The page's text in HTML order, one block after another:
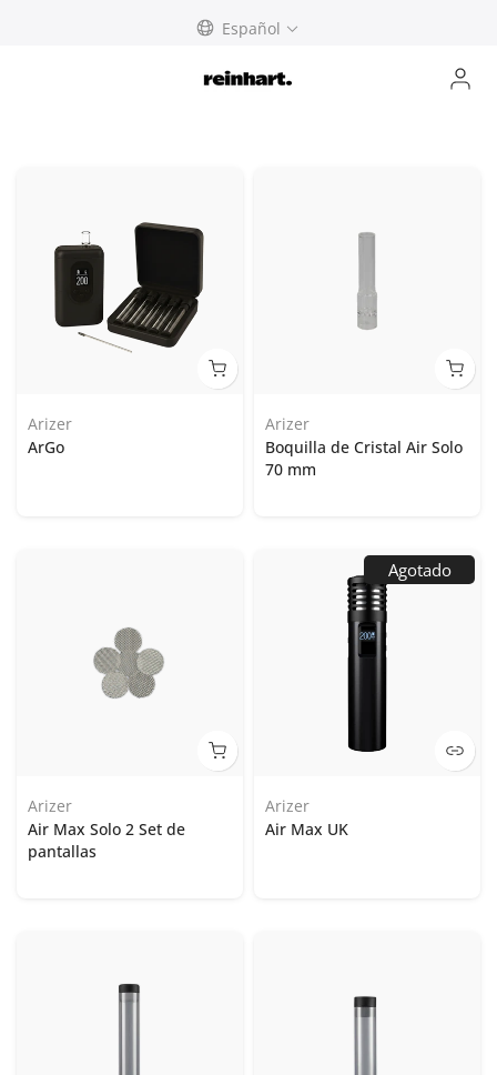
Español
Arizer
ArGo
Arizer
Boquilla de Cristal Air Solo
70 mm
Arizer
Air Max Solo 2 Set de
pantallas
Agotado
Arizer
Air Max UK